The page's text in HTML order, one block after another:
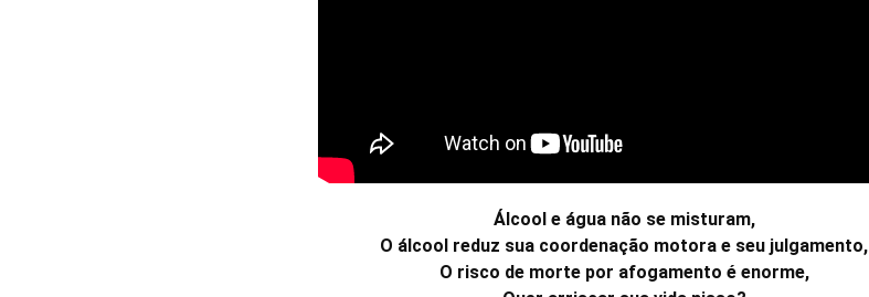
Álcool e água não se misturam,
O álcool reduz sua coordenação motora e seu julgamento,
O risco de morte por afogamento é enorme,